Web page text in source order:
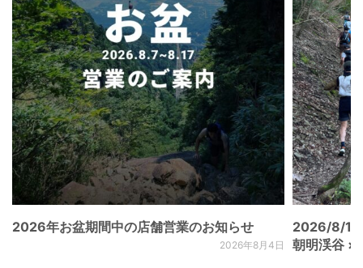
2026年お盆期間中の店舗営業のお知らせ
2026年8月4日
2026/8/
朝明渓谷 ×